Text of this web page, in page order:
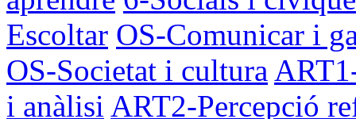
Escoltar OS-Comunicar i
OS-Societat i cultura
i anàlisi ART2-Percepció